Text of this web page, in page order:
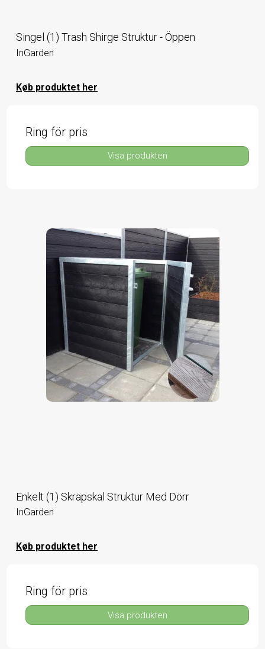
Singel (1) Trash Shirge Struktur - Öppen
InGarden
Køb produktet her
Ring för pris
Visa produkten
Enkelt (1) Skräpskal Struktur Med Dörr
InGarden
Køb produktet her
Ring för pris
Visa produkten